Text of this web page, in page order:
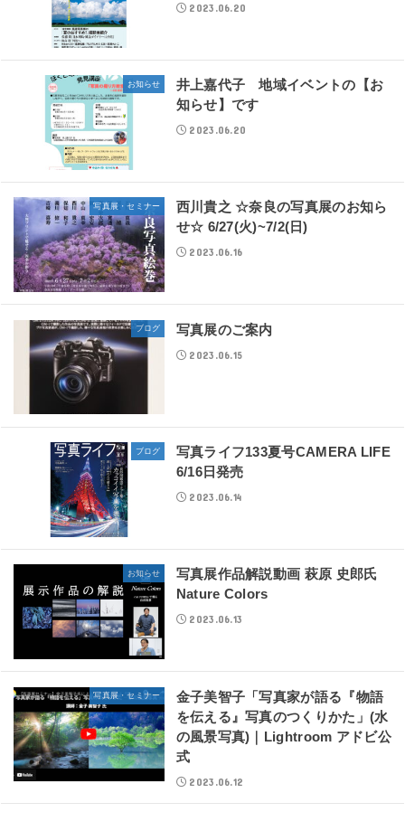
2023.06.20
お知らせ
井上嘉代子 地域イベントの【お
知らせ】です
2023.06.20
写真展・セミナー
西川貴之 ☆奈良の写真展のお知ら
せ☆ 6/27(火)~7/2(日)
2023.06.16
ブログ 写真展のご案内
2023.06.15
ブログ
写真ライフ133夏号CAMERA LIFE
6/16日発売
2023.06.14
お知らせ
写真展作品解説動画 萩原 史郎氏
Nature Colors
2023.06.13
写真展・セミナー
金子美智子「写真家が語る『物語
を伝える』写真のつくりかた」(水
の風景写真)｜Lightroom アドビ公
式
2023.06.12